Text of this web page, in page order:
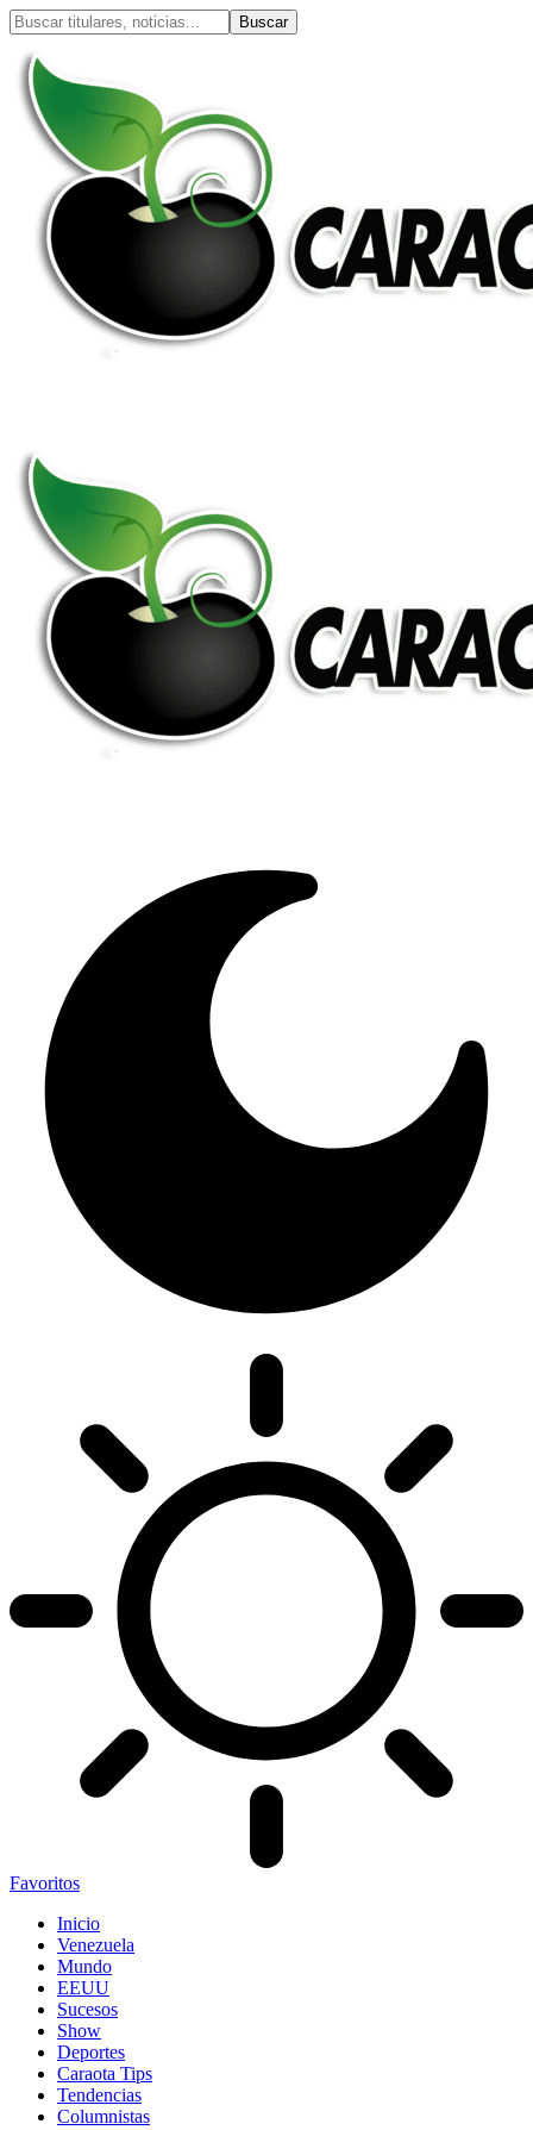
Favoritos
Inicio
Venezuela
Mundo
EEUU
Sucesos
Show
Deportes
Caraota Tips
Tendencias
Columnistas